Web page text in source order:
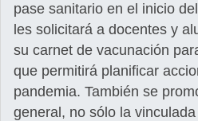
pase sanitario en el inicio
les solicitará a docentes y
su carnet de vacunación
que permitirá planificar
pandemia. También se
general, no sólo la